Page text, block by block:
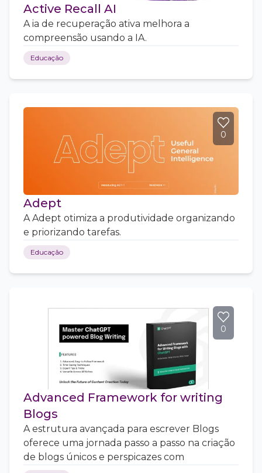
Active Recall AI
A ia de recuperação ativa melhora a
compreensão usando a IA.
Educação
0
Adept
A Adept otimiza a produtividade organizando
e priorizando tarefas.
Educação
0
Advanced Framework for writing
Blogs
A estrutura avançada para escrever Blogs
oferece uma jornada passo a passo na criação
de blogs únicos e perspicazes com